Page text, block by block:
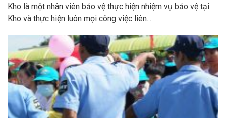
Kho là một nhân viên bảo vệ thực hiện nhiệm vụ bảo vệ tại
Kho và thực hiện luôn mọi công việc liên...